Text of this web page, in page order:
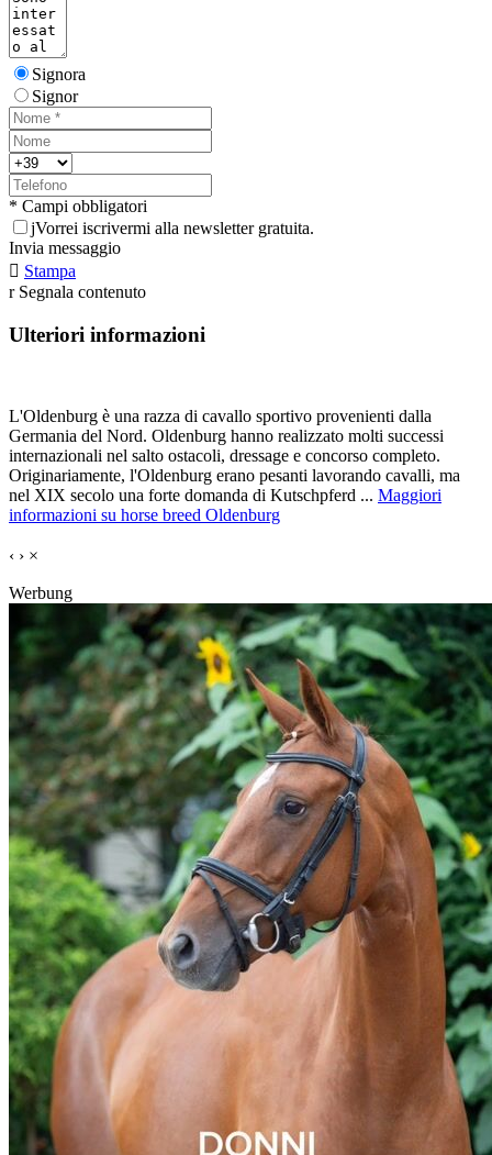
Signora
Signor
* Campi obbligatori
jVorrei iscrivermi alla newsletter gratuita.
Invia messaggio
 Stampa
r Segnala contenuto
Ulteriori informazioni
L'Oldenburg è una razza di cavallo sportivo provenienti dalla
Germania del Nord. Oldenburg hanno realizzato molti successi
internazionali nel salto ostacoli, dressage e concorso completo.
Originariamente, l'Oldenburg erano pesanti lavorando cavalli, ma
nel XIX secolo una forte domanda di Kutschpferd ... Maggiori
informazioni su horse breed Oldenburg
‹ › ×
Werbung